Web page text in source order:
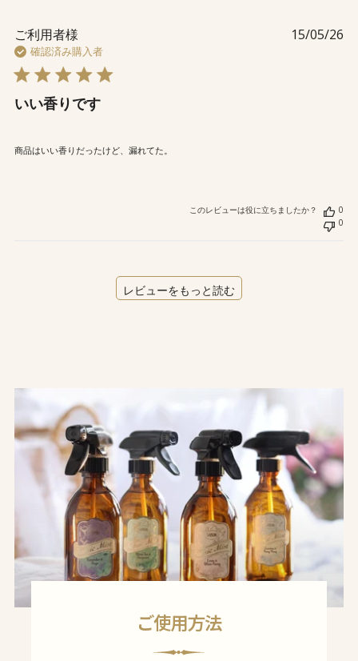
ご利用者様
確認済み購入者
いい香りです
商品はいい香りだったけど、漏れてた。
15/05/26
このレビューは役に立ちましたか？
0
0
レビューをもっと読む
ご使用方法